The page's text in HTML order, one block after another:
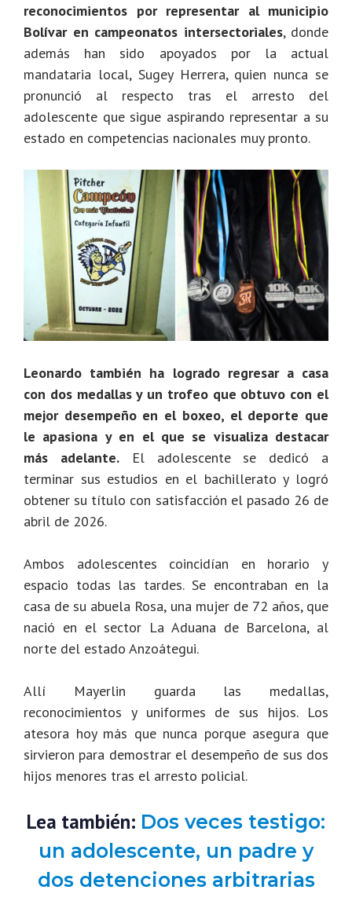
reconocimientos por representar al municipio
Bolívar en campeonatos intersectoriales, donde
además han sido apoyados por la actual
mandataria local, Sugey Herrera, quien nunca se
pronunció al respecto tras el arresto del
adolescente que sigue aspirando representar a su
estado en competencias nacionales muy pronto.
Leonardo también ha logrado regresar a casa
con dos medallas y un trofeo que obtuvo con el
mejor desempeño en el boxeo, el deporte que
le apasiona y en el que se visualiza destacar
más adelante.El adolescente se dedicó a
terminar sus estudios en el bachillerato y logró
obtener su título con satisfacción el pasado 26 de
abril de 2026.
Ambos adolescentes coincidían en horario y
espacio todas las tardes. Se encontraban en la
casa de su abuela Rosa, una mujer de 72 años, que
nació en el sector La Aduana de Barcelona, al
norte del estado Anzoátegui.
Allí Mayerlin guarda las medallas,
reconocimientos y uniformes de sus hijos. Los
atesora hoy más que nunca porque asegura que
sirvieron para demostrar el desempeño de sus dos
hijos menores tras el arresto policial.
Lea también: Dos veces testigo:
un adolescente, un padre y
dos detenciones arbitrarias